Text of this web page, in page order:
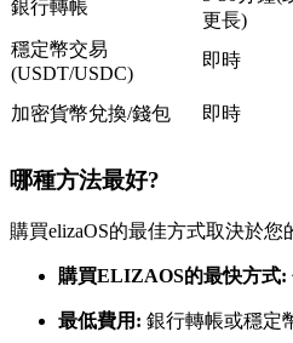
與頂尖交易專家同行
成為跟單交易員
銀行轉帳
更長)
穩定幣交易
(USDT/USDC)
即時
加密貨幣兌換/錢包
即時
哪種方法最好?
購買elizaOS的最佳方式取決於您
購買ELIZAOS的最快方式:
最低費用: 銀行轉帳或穩定